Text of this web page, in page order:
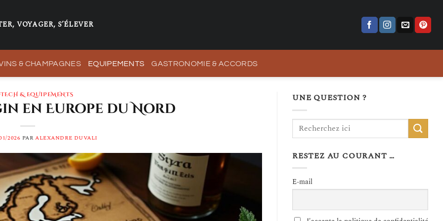
VOYAGER, S’ÉLEVER
& CHAMPAGNES EQUIPEMENTS GASTRONOMIE & ACCORDS
& EQUIPEMENTS
en Europe du Nord
2026 PARALEXANDRE DUVALI
UNE QUESTION ?
RESTEZ AU COURANT …
E-mail